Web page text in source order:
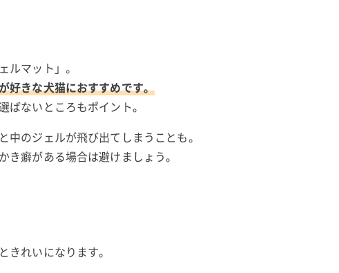
ルマット」。
好きな犬猫におすすめです。
ないところもポイント。
のジェルが飛び出てしまうことも。
癖がある場合は避けましょう。
れいになります。